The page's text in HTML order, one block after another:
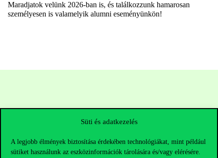
Süti és adatkezelés
A legjobb élmények biztosítása érdekében technológiákat, mint például
sütiket használunk az eszközinformációk tárolására és/vagy elérésére.
Maradjatok velünk 2026-ban is, és találkozzunk hamarosan
személyesen is valamelyik alumni eseményünkön!